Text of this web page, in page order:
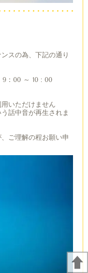
スの為、下記の通り
9 ： 00 ～ 10 : 00
いただけません
話中音が再生されま
ご理解の程お願い申